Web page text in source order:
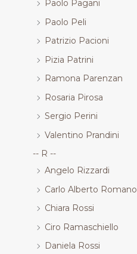
Paolo Pagani
Paolo Peli
Patrizio Pacioni
Pizia Patrini
Ramona Parenzan
Rosaria Pirosa
Sergio Perini
Valentino Prandini
-- R --
Angelo Rizzardi
Carlo Alberto Romano
Chiara Rossi
Ciro Ramaschiello
Daniela Rossi